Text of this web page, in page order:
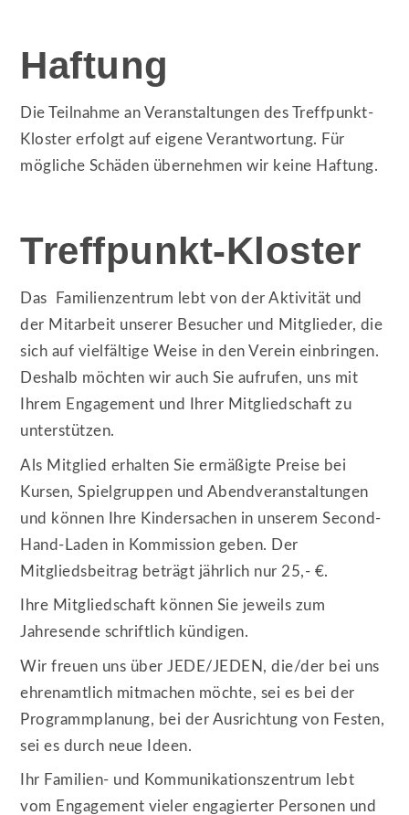
Haftung
Die Teilnahme an Veranstaltungen des Treffpunkt-
Kloster erfolgt auf eigene Verantwortung. Für
mögliche Schäden übernehmen wir keine Haftung.
Treffpunkt-Kloster
Das Familienzentrum lebt von der Aktivität und
der Mitarbeit unserer Besucher und Mitglieder, die
sich auf vielfältige Weise in den Verein einbringen.
Deshalb möchten wir auch Sie aufrufen, uns mit
Ihrem Engagement und Ihrer Mitgliedschaft zu
unterstützen.
Als Mitglied erhalten Sie ermäßigte Preise bei
Kursen, Spielgruppen und Abendveranstaltungen
und können Ihre Kindersachen in unserem Second-
Hand-Laden in Kommission geben. Der
Mitgliedsbeitrag beträgt jährlich nur 25,- €.
Ihre Mitgliedschaft können Sie jeweils zum
Jahresende schriftlich kündigen.
Wir freuen uns über JEDE/JEDEN, die/der bei uns
ehrenamtlich mitmachen möchte, sei es bei der
Programmplanung, bei der Ausrichtung von Festen,
sei es durch neue Ideen.
Ihr Familien- und Kommunikationszentrum lebt
vom Engagement vieler engagierter Personen und